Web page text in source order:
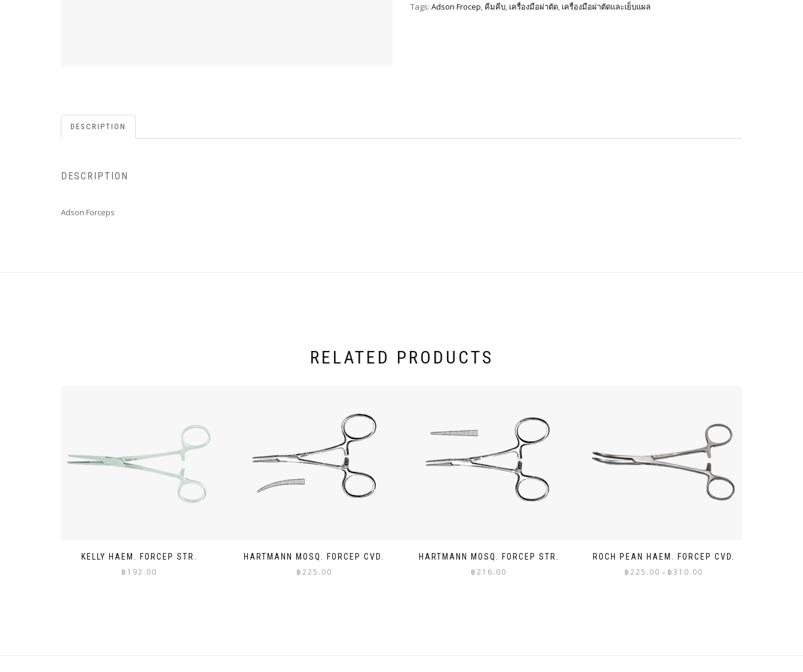
Tags: Adson Frocep คีมคีบ เครื่องมือผ่าตัด เครื่องมือผ่าตัดและเย็บแผล
DESCRIPTION
DESCRIPTION
Adson Forceps
RELATED PRODUCTS
KELLY HAEM. FORCEP STR.
฿ 192.00
HARTMANN MOSQ. FORCEP CVD.
฿225.00
HARTMANN MOSQ. FORCEP STR.
฿216.00
ROCH PEAN HAEM. FORCEP CVD.
฿225.00 – ฿310.00